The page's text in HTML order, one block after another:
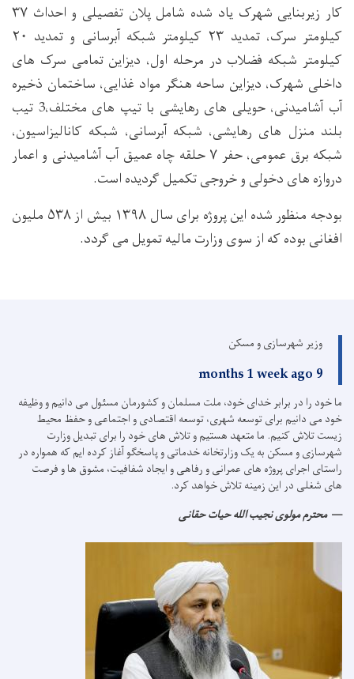
کار زیربنایی شهرک یاد شده شامل پلان تفصیلی و احداث ۳۷
کیلومتر سرک، تمدید ۲۳ کیلومتر شبکه آبرسانی و تمدید ۲۰
کیلومتر شبکه فضلاب در مرحله اول، دیزاین تمامی سرک های
داخلی شهرک، دیزاین ساحه هنگر مواد غذایی، ساختمان ذخیره
آب آشامیدنی، حویلی های رهایشی با تیپ های مختلف،3 تیب
بلند منزل های رهایشی، شبکه آبرسانی، شبکه کانالیزاسیون،
شبکه برق عمومی، حفر ۷ حلقه چاه عمیق آب آشامیدنی و اعمار
دروازه های دخولی و خروجی تکمیل گردیده است.
بودجه منظور شده این پروژه برای سال ۱۳۹۸ بیش از ۵۳۸ ملیون
افغانی بوده که از سوی وزارت مالیه تمویل می گردد.
وزیر شهرسازی و مسکن
9 months 1 week ago
ما خود را در برابر خدای خود، ملت مسلمان و کشورمان مسئول می دانیم و وظیفه
خود می دانیم برای توسعه شهری، توسعه اقتصادی و اجتماعی و حفظ محیط
زیست تلاش کنیم. ما متعهد هستیم و تلاش های خود را برای تبدیل وزارت
شهرسازی و مسکن به یک وزارتخانه خدماتی و پاسخگو آغاز کرده ایم که همواره در
راستای اجرای پروژه های عمرانی و رفاهی و ایجاد شفافیت، مشوق ها و فرصت
های شغلی در این زمینه تلاش خواهد کرد.
محترم مولوی نجیب الله حیات حقانی